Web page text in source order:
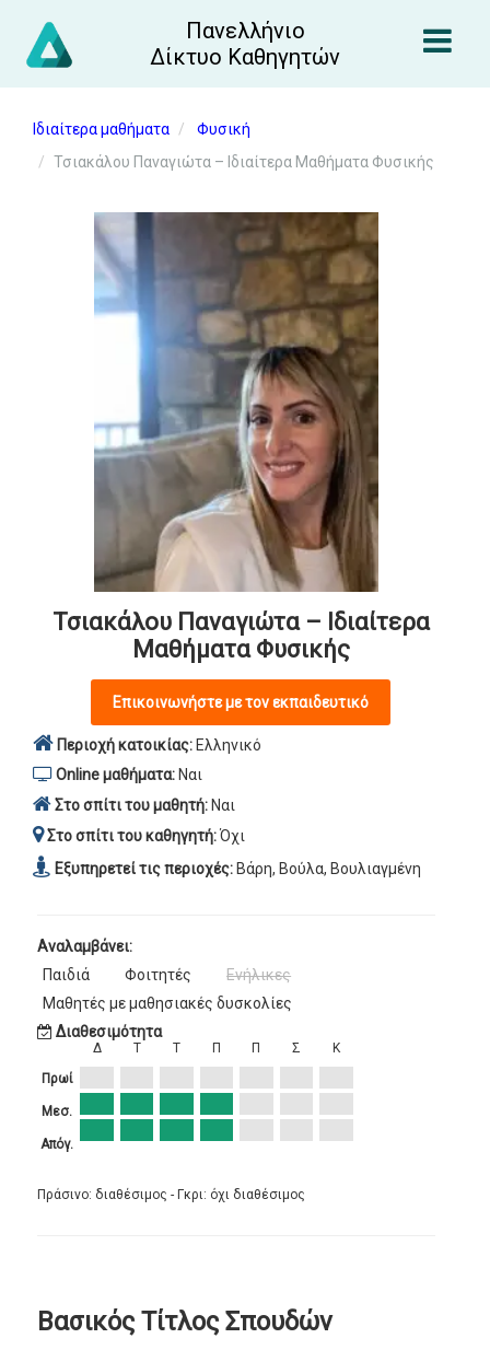
Πανελλήνιο
Δίκτυο Καθηγητών
Ιδιαίτερα μαθήματα
Φυσική
Τσιακάλου Παναγιώτα – Ιδιαίτερα Μαθήματα Φυσικής
Τσιακάλου Παναγιώτα – Ιδιαίτερα
Μαθήματα Φυσικής
Επικοινωνήστε με τον εκπαιδευτικό
Περιοχή κατοικίας: Ελληνικό
Online μαθήματα: Ναι
Στο σπίτι του μαθητή: Ναι
Στο σπίτι του καθηγητή:Όχι
Εξυπηρετεί τις περιοχές: Βάρη, Βούλα, Βουλιαγμένη
Αναλαμβάνει:
Παιδιά
Φοιτητές
Ενήλικες
Μαθητές με μαθησιακές δυσκολίες
Διαθεσιμότητα
Πρωί
Μεσ.
Απόγ.
Δ Τ Τ Π Π Σ Κ
Πράσινο: διαθέσιμος - Γκρι: όχι διαθέσιμος
Βασικός Τίτλος Σπουδών